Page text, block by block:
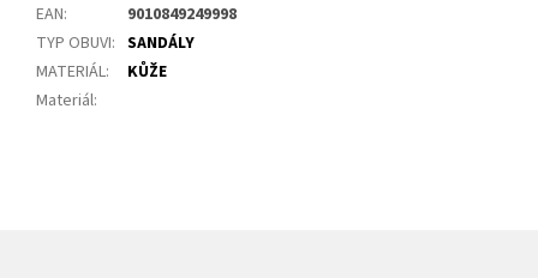
EAN:
9010849249998
TYP OBUVI: SANDÁLY
MATERIÁL:
KŮŽE
Materiál: